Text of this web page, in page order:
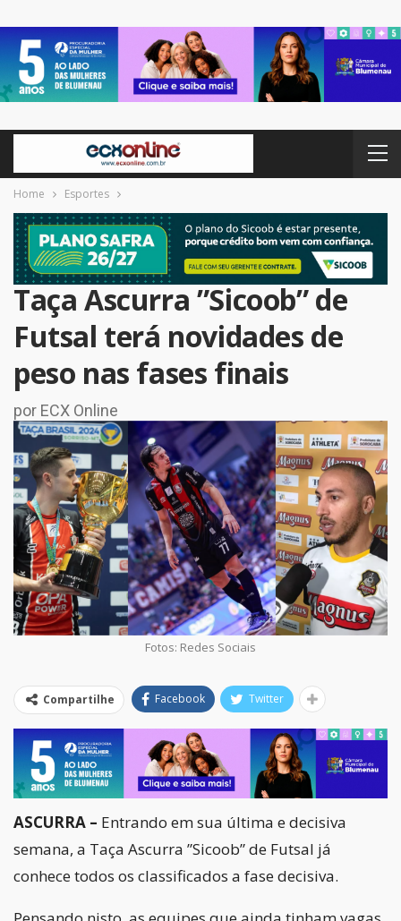
Home Esportes
Taça Ascurra ”Sicoob” de
Futsal terá novidades de
peso nas fases finais
por ECX Online
Fotos: Redes Sociais
Compartilhe Facebook Twitter
ASCURRA – Entrando em sua última e decisiva
semana, a Taça Ascurra ”Sicoob” de Futsal já
conhece todos os classificados a fase decisiva.